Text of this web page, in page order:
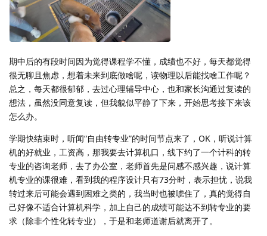
期中后的有段时间因为觉得课程学不懂，成绩也不好，每天都觉得
很无聊且焦虑，想着未来到底做啥呢，读物理以后能找啥工作呢？
总之，每天都很郁郁，去过心理辅导中心，也和家长沟通过复读的
想法，虽然没同意复读，但我貌似平静了下来，开始思考接下来该
怎么办。
学期快结束时，听闻“自由转专业”的时间节点来了，OK，听说计算
机的好就业，工资高，那我要去计算机口，线下约了一个计科的转
专业的咨询老师，去了办公室，老师首先是问感不感兴趣，说计算
机专业的课很难，看到我的程序设计只有73分时，表示担忧，说我
转过来后可能会遇到困难之类的，我当时也被唬住了，真的觉得自
己好像不适合计算机科学，加上自己的成绩可能达不到转专业的要
求（除非个性化转专业），于是和老师道谢后就离开了。